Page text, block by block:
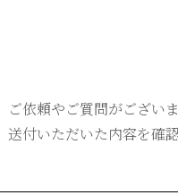
ご依頼やご質問がございま
送付いただいた内容を確認